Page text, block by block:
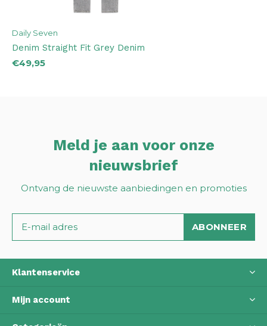
Daily Seven
Denim Straight Fit Grey Denim
€49,95
Meld je aan voor onze
nieuwsbrief
Ontvang de nieuwste aanbiedingen en promoties
ABONNEER
Klantenservice
Mijn account